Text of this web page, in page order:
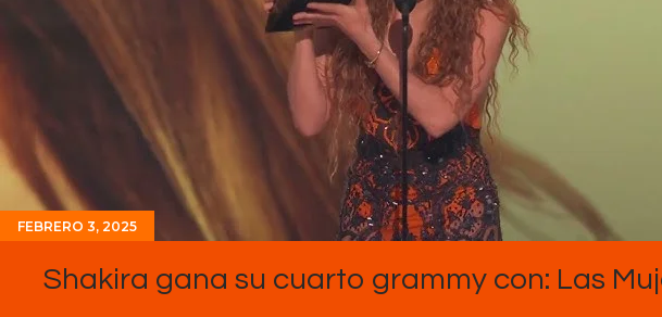
Noticias
Equipo
Sobre
Contactos
FEBRERO 3, 2025
Shakira gana su cuarto grammy con: Las